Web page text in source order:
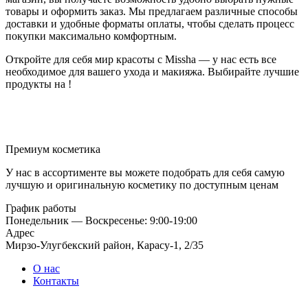
товары и оформить заказ. Мы предлагаем различные способы
доставки и удобные форматы оплаты, чтобы сделать процесс
покупки максимально комфортным.
Откройте для себя мир красоты с Missha — у нас есть все
необходимое для вашего ухода и макияжа. Выбирайте лучшие
продукты на !
Премиум косметика
У нас в ассортименте вы можете подобрать для себя самую
лучшую и оригинальную косметику по доступным ценам
График работы
Понедельник — Воскресенье: 9:00-19:00
Адрес
Мирзо-Улугбекский район, Карасу-1, 2/35
О нас
Контакты